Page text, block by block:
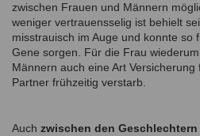
zwischen Frauen und Männern
weniger vertrauensselig ist behielt
misstrauisch im Auge und konnte so
Gene sorgen. Für die Frau
Männern auch eine Art
Partner frühzeitig verstarb.
Auch zwischen den Geschlechtern